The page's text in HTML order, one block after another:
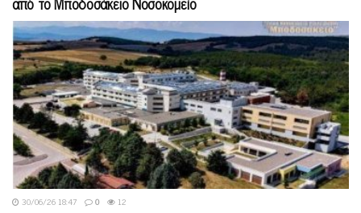
30/06/26 18:47 0 12